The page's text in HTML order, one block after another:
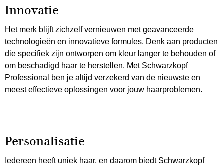
Innovatie
Het merk blijft zichzelf vernieuwen met geavanceerde
technologieën en innovatieve formules. Denk aan producten
die specifiek zijn ontworpen om kleur langer te behouden of
om beschadigd haar te herstellen. Met Schwarzkopf
Professional ben je altijd verzekerd van de nieuwste en
meest effectieve oplossingen voor jouw haarproblemen.
Personalisatie
Iedereen heeft uniek haar, en daarom biedt Schwarzkopf